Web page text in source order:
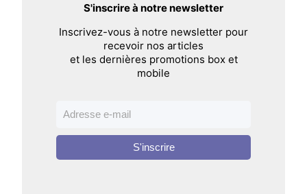
S'inscrire à notre newsletter
Inscrivez-vous à notre newsletter pour
recevoir nos articles
et les dernières promotions box et
mobile
S'inscrire